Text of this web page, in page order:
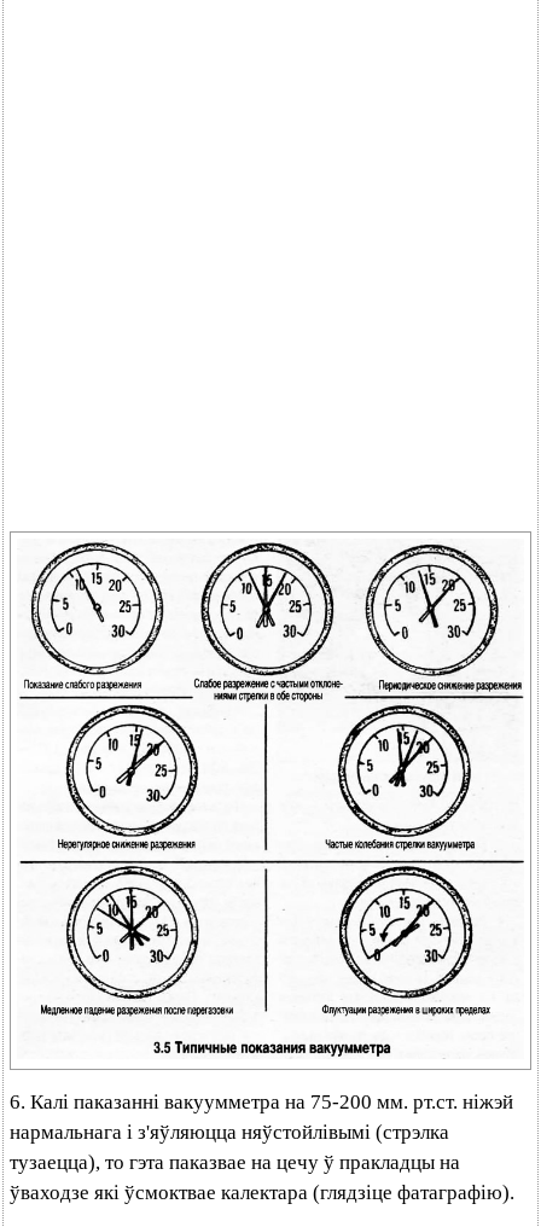
6. Калі паказанні вакуумметра на 75-200 мм. рт.ст. ніжэй
нармальнага і з'яўляюцца няўстойлівымі (стрэлка
тузаецца), то гэта паказвае на цечу ў пракладцы на
ўваходзе які ўсмоктвае калектара (глядзіце фатаграфію).